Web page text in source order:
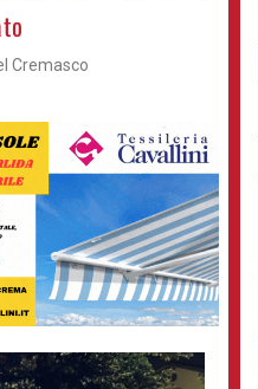
Cremasco